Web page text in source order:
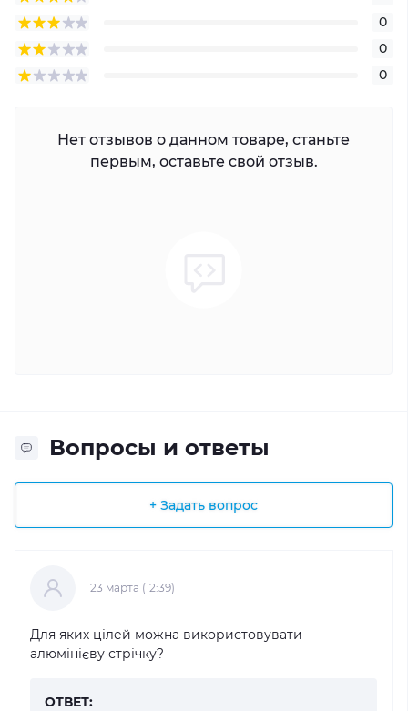
0
0
0
Нет отзывов о данном товаре, станьте
первым, оставьте свой отзыв.
Вопросы и ответы
+ Задать вопрос
23 марта (12:39)
Для яких цілей можна використовувати
алюмінієву стрічку?
ОТВЕТ: